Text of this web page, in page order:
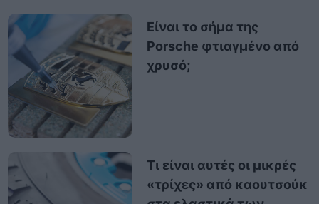
Είναι το σήμα της
Porsche φτιαγμένο από
χρυσό;
Τι είναι αυτές οι μικρές
«τρίχες» από καουτσούκ